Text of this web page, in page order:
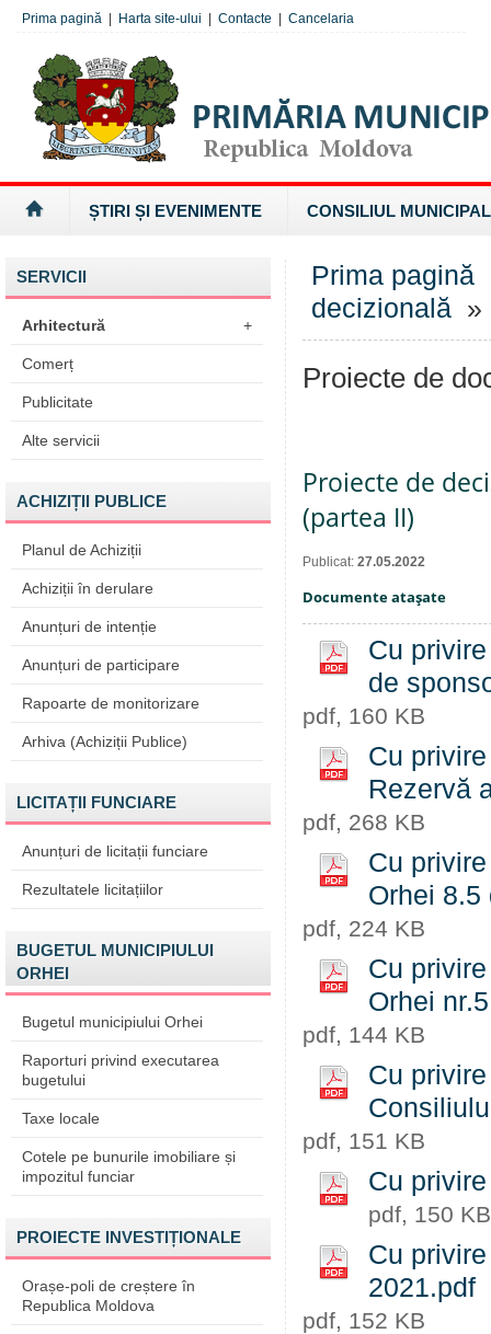
Prima pagină Harta site-ului Contacte Cancelaria
ȘTIRI ȘI EVENIMENTE CONSILIUL MUNICIPAL
SERVICII
Arhitectură +
Comerț
Publicitate
Alte servicii
ACHIZIȚII PUBLICE
Planul de Achiziții
Achiziții în derulare
Anunțuri de intenție
Anunțuri de participare
Rapoarte de monitorizare
Arhiva (Achiziții Publice)
LICITAȚII FUNCIARE
Anunțuri de licitații funciare
Rezultatele licitațiilor
BUGETUL MUNICIPIULUI
ORHEI
Bugetul municipiului Orhei
Raporturi privind executarea
bugetului
Taxe locale
Cotele pe bunurile imobiliare și
impozitul funciar
PROIECTE INVESTIȚIONALE
Orașe-poli de creștere în
Republica Moldova
Prima pagină
decizională »
Proiecte de
Proiecte de
(partea II)
Publicat: 27.05.2022
Documente ataşate
Cu
de
pdf, 160 KB
Cu
Rezervă
pdf, 268 KB
Cu
Orhei 8.5
pdf, 224 KB
Cu
Orhei
pdf, 144 KB
Cu
pdf, 151 KB
Cu
pdf, 150 KB
Cu
2021.pdf
pdf, 152 KB